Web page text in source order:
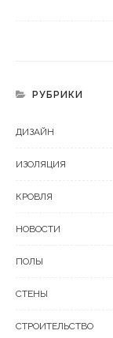
РУБРИКИ
ДИЗАЙН
ИЗОЛЯЦИЯ
КРОВЛЯ
НОВОСТИ
ПОЛЫ
СТЕНЫ
СТРОИТЕЛЬСТВО